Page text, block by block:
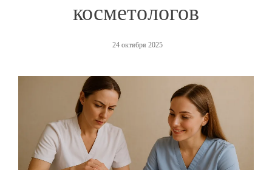
косметологов
24 октября 2025